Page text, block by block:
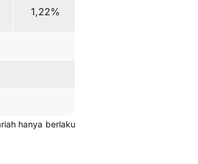
1,22%
hanya berlaku